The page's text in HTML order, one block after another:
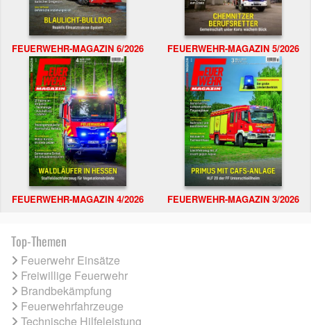
FEUERWEHR-MAGAZIN 6/2026 FEUERWEHR-MAGAZIN 5/2026
FEUERWEHR-MAGAZIN 4/2026 FEUERWEHR-MAGAZIN 3/2026
Top-Themen
Feuerwehr Einsätze
Freiwillige Feuerwehr
Brandbekämpfung
Feuerwehrfahrzeuge
Technische Hilfeleistung